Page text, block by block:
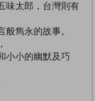
味太郎，台灣則有
雋永的故事。
小小的幽默及巧